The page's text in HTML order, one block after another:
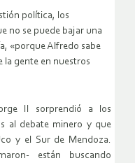
política, los
no se puede bajar una
«porque Alfredo sabe
la gente en nuestros
II sorprendió a los
al debate minero y que
y el Sur de Mendoza.
están buscando